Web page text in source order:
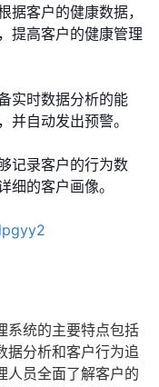
据客户的健康数据，
提高客户的健康管理
实时数据分析的能
并自动发出预警。
记录客户的行为数
细的客户画像。
系统的主要特点包括
据分析和客户行为追
人员全面了解客户的